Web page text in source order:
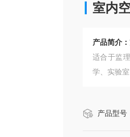
室内
产品简介：
适合于监
学、实验室
产品型号